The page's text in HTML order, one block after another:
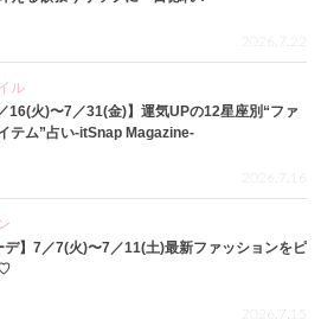
2026.7.22
ル
16(火)〜7／31(金)】運気UPの12星座別“ファ
テム”占い-itSnap Magazine-
2026.7.16
デ】7／7(火)〜7／11(土)最新ファッションをピ
♡
2026.7.15